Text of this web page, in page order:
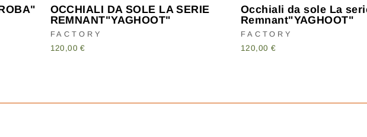
OCCHIALI DA SOLE LA SERIE
REMNANT"YAGHOOT"
FACTORY
120,00 €
Occhiali da sole La
Remnant"YAGHOOT"
FACTORY
120,00 €